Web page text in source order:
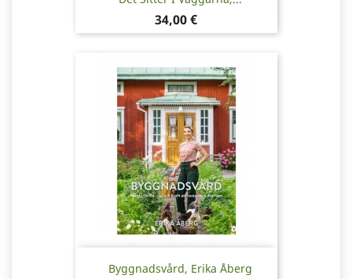
Pris
34,00 €
Byggnadsvård, Erika Åberg